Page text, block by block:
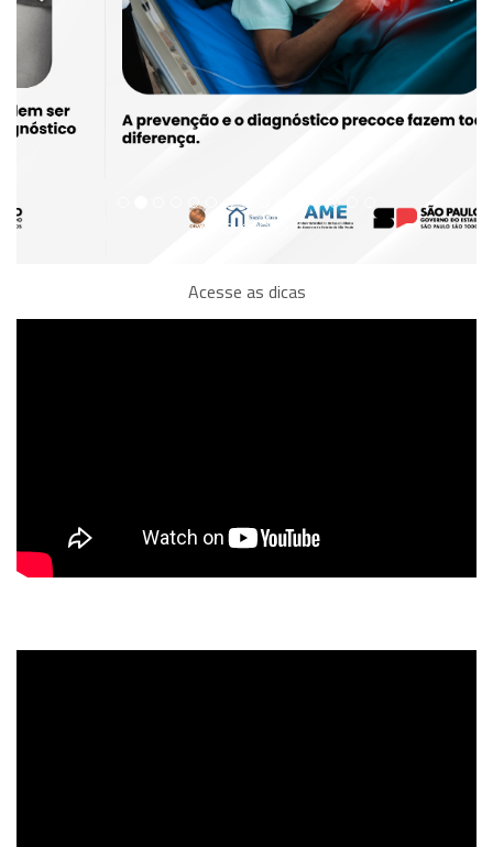
Acesse as dicas